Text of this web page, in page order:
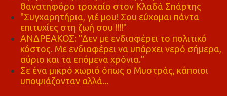
θανατηφόρο τροχαίο στον Κλαδά Σπάρτης
"Συγχαρητήρια, γιέ μου! Σου εύχομαι πάντα
επιτυχίες στη ζωή σου !!!!"
ΑΝΔΡΕΑΚΟΣ: "Δεν με ενδιαφέρει το πολιτικό
κόστος. Με ενδιαφέρει να υπάρχει νερό σήμερα,
αύριο και τα επόμενα χρόνια."
Σε ένα μικρό χωριό όπως ο Μυστράς, κάποιοι
υποψιάζονταν αλλά...